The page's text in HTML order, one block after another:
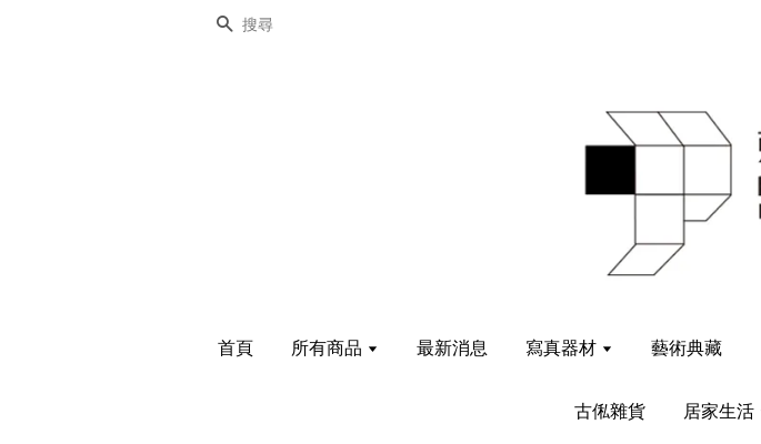
搜尋
首頁 所有商品 最新消息 寫真器材 藝術典藏
古俬雜貨 居家生活